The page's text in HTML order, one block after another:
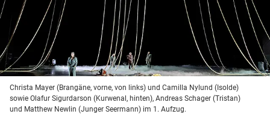
Christa Mayer (Brangäne, vorne, von links) und Camilla Nylund (Isolde)
sowie Olafur Sigurdarson (Kurwenal, hinten), Andreas Schager (Tristan)
und Matthew Newlin (Junger Seermann) im 1. Aufzug.